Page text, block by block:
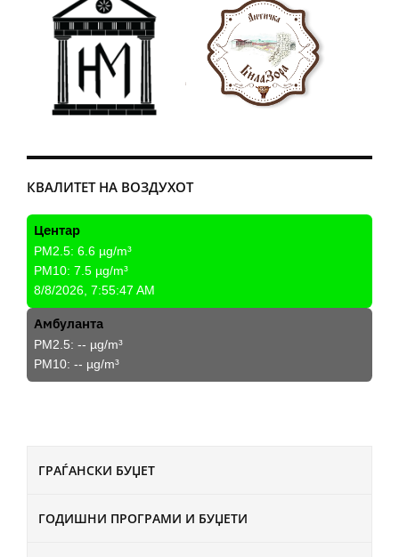
ГРАЃАНСКИ БУЏЕТ
ГОДИШНИ ПРОГРАМИ И БУЏЕТИ
КВАЛИТЕТ НА ВОЗДУХОТ
Центар
PM2.5: 6.6 µg/m³
PM10: 7.5 µg/m³
8/8/2026, 7:55:47 AM
Амбуланта
PM2.5: -- µg/m³
PM10: -- µg/m³